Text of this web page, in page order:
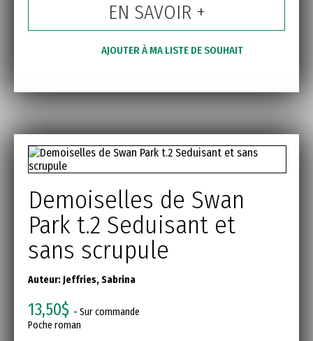
EN SAVOIR +
AJOUTER À MA LISTE DE SOUHAIT
Demoiselles de Swan
Park t.2 Seduisant et
sans scrupule
Auteur:Jeffries, Sabrina
13,50$ - Sur commande
Poche roman